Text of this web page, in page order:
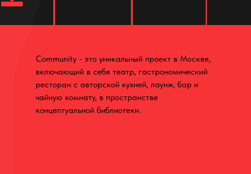
Community - это уникальный проект в Москве,
включающий в себя театр, гастрономический
ресторан с авторской кухней, лаунж, бар и
чайную комнату, в пространстве
концептуальной библиотеки.